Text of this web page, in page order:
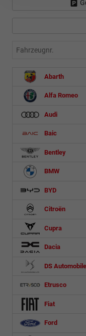
Fahrzeugnr.
Abarth
Alfa Romeo
Audi
Baic
Bentley
BMW
BYD
Citroën
Cupra
Dacia
DS
Etrusco
Fiat
Ford